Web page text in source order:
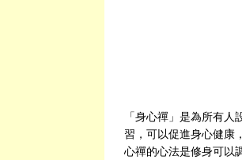
「身心禪」是為所有
習，可以促進身心健康
心禪的心法是修身可以